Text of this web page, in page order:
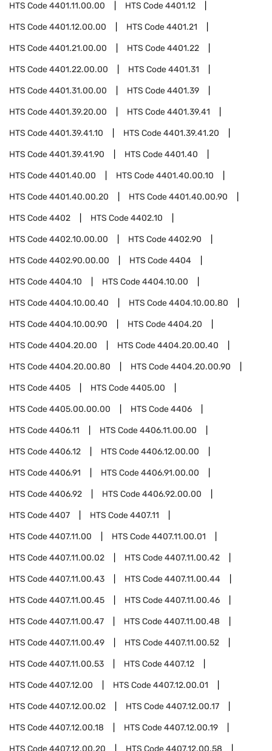
HTS Code4401.11.00.00 HTS Code4401.12
HTS Code4401.12.00.00 HTS Code4401.21
HTS Code4401.21.00.00 HTS Code4401.22
HTS Code4401.22.00.00 HTS Code4401.31
HTS Code4401.31.00.00 HTS Code4401.39
HTS Code4401.39.20.00 HTS Code4401.39.41
HTS Code4401.39.41.10 HTS Code4401.39.41.20
HTS Code4401.39.41.90 HTS Code4401.40
HTS Code4401.40.00 HTS Code4401.40.00.10
HTS Code4401.40.00.20 HTS Code4401.40.00.90
HTS Code4402 HTS Code4402.10
HTS Code4402.10.00.00 HTS Code4402.90
HTS Code4402.90.00.00 HTS Code4404
HTS Code4404.10 HTS Code4404.10.00
HTS Code4404.10.00.40 HTS Code4404.10.00.80
HTS Code4404.10.00.90 HTS Code4404.20
HTS Code4404.20.00 HTS Code4404.20.00.40
HTS Code4404.20.00.80 HTS Code4404.20.00.90
HTS Code4405 HTS Code4405.00
HTS Code4405.00.00.00 HTS Code4406
HTS Code4406.11 HTS Code4406.11.00.00
HTS Code4406.12 HTS Code4406.12.00.00
HTS Code4406.91 HTS Code4406.91.00.00
HTS Code4406.92 HTS Code4406.92.00.00
HTS Code4407 HTS Code4407.11
HTS Code4407.11.00 HTS Code4407.11.00.01
HTS Code4407.11.00.02 HTS Code4407.11.00.42
HTS Code4407.11.00.43 HTS Code4407.11.00.44
HTS Code4407.11.00.45 HTS Code4407.11.00.46
HTS Code4407.11.00.47 HTS Code4407.11.00.48
HTS Code4407.11.00.49 HTS Code4407.11.00.52
HTS Code4407.11.00.53 HTS Code4407.12
HTS Code4407.12.00 HTS Code4407.12.00.01
HTS Code4407.12.00.02 HTS Code4407.12.00.17
HTS Code4407.12.00.18 HTS Code4407.12.00.19
HTS Code4407.12.00.20 HTS Code4407.12.00.58